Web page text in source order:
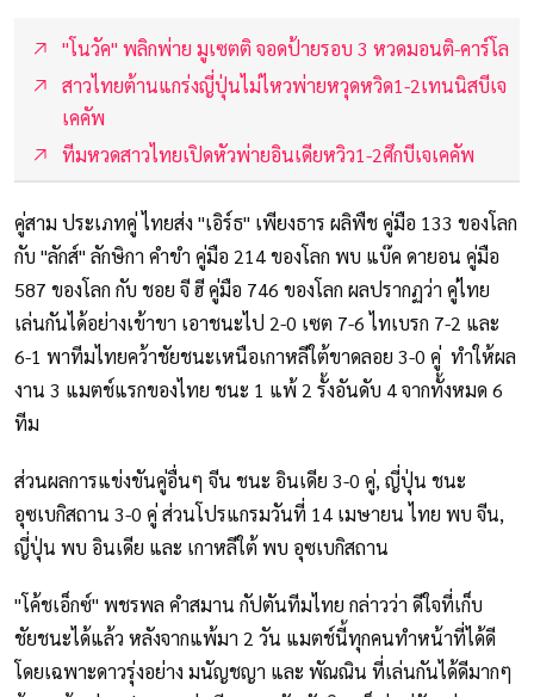
"โนวัค" พลิกพ่าย มูเซตติ จอดป้ายรอบ 3 หวดมอนติ-คาร์โล
สาวไทยต้านแกร่งญี่ปุ่นไม่ไหวพ่ายหวุดหวิด1-2เทนนิสบีเจ
เคคัพ
ทีมหวดสาวไทยเปิดหัวพ่ายอินเดียหวิว1-2ศึกบีเจเคคัพ
คู่สาม ประเภทคู่ ไทยส่ง "เอิร์ธ" เพียงธาร ผลิพืช คู่มือ 133 ของโลก
กับ "ลักส์" ลักษิกา คำขำ คู่มือ 214 ของโลก พบ แบ๊ค ดายอน คู่มือ
587 ของโลก กับ ชอย จี ฮี คู่มือ 746 ของโลก ผลปรากฏว่า คู่ไทย
เล่นกันได้อย่างเข้าขา เอาชนะไป 2-0 เซต 7-6 ไทเบรก 7-2 และ
6-1 พาทีมไทยคว้าชัยชนะเหนือเกาหลีใต้ขาดลอย 3-0 คู่ ทำให้ผล
งาน 3 แมตช์แรกของไทย ชนะ 1 แพ้ 2 รั้งอันดับ 4 จากทั้งหมด 6
ทีม
ส่วนผลการแข่งขันคู่อื่นๆ จีน ชนะ อินเดีย 3-0 คู่, ญี่ปุ่น ชนะ
อุซเบกิสถาน 3-0 คู่ ส่วนโปรแกรมวันที่ 14 เมษายน ไทย พบ จีน,
ญี่ปุ่น พบ อินเดีย และ เกาหลีใต้ พบ อุซเบกิสถาน
"โค้ชเอ็กซ์" พชรพล คำสมาน กัปตันทีมไทย กล่าวว่า ดีใจที่เก็บ
ชัยชนะได้แล้ว หลังจากแพ้มา 2 วัน แมตช์นี้ทุกคนทำหน้าที่ได้ดี
โดยเฉพาะดาวรุ่งอย่าง มนัญชญา และ พัณณิน ที่เล่นกันได้ดีมากๆ